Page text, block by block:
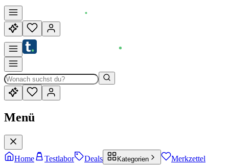
Menü
Home Testlabor Deals Kategorien Merkzettel